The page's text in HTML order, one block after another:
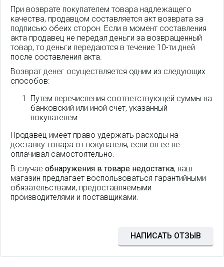
При возврате покупателем товара надлежащего
качества, продавцом составляется акт возврата за
подписью обеих сторон. Если в момент составления
акта продавец не передал деньги за возвращенный
товар, то деньги передаются в течение 10-ти дней
после составления акта.
Возврат денег осуществляется одним из следующих
способов:
Путем перечисления соответствующей суммы на
банковский или иной счет, указанный
покупателем.
Продавец имеет право удержать расходы на
доставку товара от покупателя, если он ее не
оплачивал самостоятельно.
В случае обнаружения в товаре недостатка, наш
магазин предлагает воспользоваться гарантийными
обязательствами, предоставляемыми
производителями и поставщиками.
НАПИСАТЬ ОТЗЫВ
Fi 2Мп, 1/2.8” CMOS, объектив
2.8мм, ИК до 30м, IP67, корпус: